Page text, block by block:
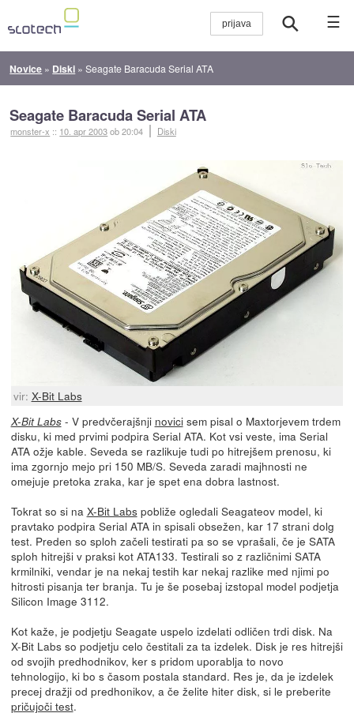
☰
Novice » Diski »Seagate Baracuda Serial ATA
Seagate Baracuda Serial ATA
monster-x :: 10. apr 2003ob 20:04 Diski
vir: X-Bit Labs
X-Bit Labs- V predvčerajšnji novicisem pisal o Maxtorjevem trdem
disku, ki med prvimi podpira Serial ATA. Kot vsi veste, ima Serial
ATA ožje kable. Seveda se razlikuje tudi po hitrejšem prenosu, ki
ima zgornjo mejo pri 150 MB/S. Seveda zaradi majhnosti ne
omejuje pretoka zraka, kar je spet ena dobra lastnost.
Tokrat so si na X-Bit Labspobliže ogledali Seagateov model, ki
pravtako podpira Serial ATA in spisali obsežen, kar 17 strani dolg
test. Preden so sploh začeli testirati pa so se vprašali, če je SATA
sploh hitrejši v praksi kot ATA133. Testirali so z različnimi SATA
krmilniki, vendar je na nekaj testih kar nekaj razlike med njimi po
hitrosti pisanja ter branja. Tu je še posebaj izstopal model podjetja
Silicon Image 3112.
Kot kaže, je podjetju Seagate uspelo izdelati odličen trdi disk. Na
X-Bit Labs so podjetju celo čestitali za ta izdelek. Disk je res hitrejši
od svojih predhodnikov, ker s pridom uporablja to novo
tehnologijo, ki bo s časom postala standard. Res je, da je izdelek
precej dražji od predhonikov, a če želite hiter disk, si le preberite
pričujoči test.